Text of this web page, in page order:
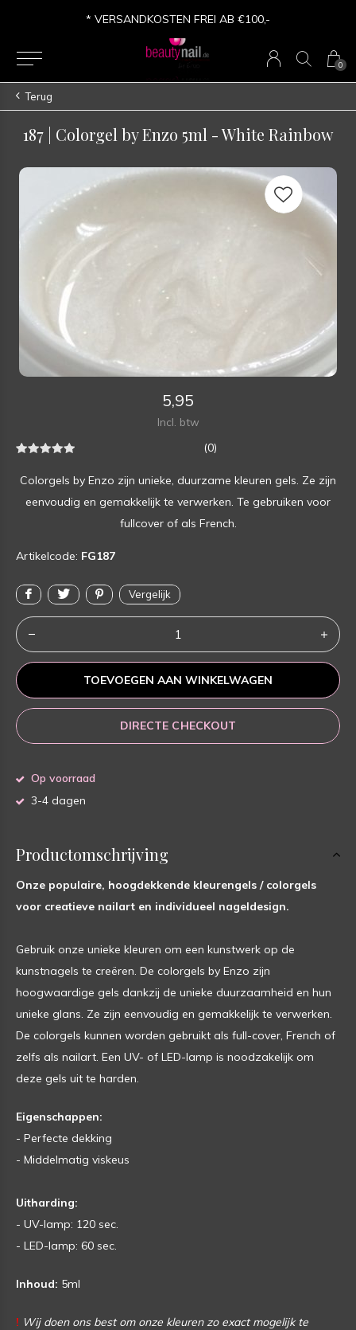
0
* VERSANDKOSTEN FREI AB €100,-
Terug
187 | Colorgel by Enzo 5ml - White Rainbow
5,95
Incl. btw
(0)
Colorgels by Enzo zijn unieke, duurzame kleuren gels. Ze zijn
eenvoudig en gemakkelijk te verwerken. Te gebruiken voor
fullcover of als French.
Artikelcode: FG187
Vergelijk
TOEVOEGEN AAN WINKELWAGEN
DIRECTE CHECKOUT
Op voorraad
3-4 dagen
Productomschrijving
Onze populaire, hoogdekkende kleurengels / colorgels
voor creatieve nailart en individueel nageldesign.
Gebruik onze unieke kleuren om een kunstwerk op de
kunstnagels te creëren. De colorgels by Enzo zijn
hoogwaardige gels dankzij de unieke duurzaamheid en hun
unieke glans. Ze zijn eenvoudig en gemakkelijk te verwerken.
De colorgels kunnen worden gebruikt als full-cover, French of
zelfs als nailart. Een UV- of LED-lamp is noodzakelijk om
deze gels uit te harden.
Eigenschappen:
- Perfecte dekking
- Middelmatig viskeus
Uitharding:
- UV-lamp: 120 sec.
- LED-lamp: 60 sec.
Inhoud: 5ml
! Wij doen ons best om onze kleuren zo exact mogelijk te